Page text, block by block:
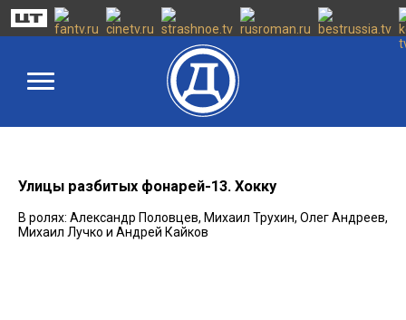
Улицы разбитых фонарей-13. Хокку
В ролях: Александр Половцев, Михаил Трухин, Олег Андреев,
Михаил Лучко и Андрей Кайков